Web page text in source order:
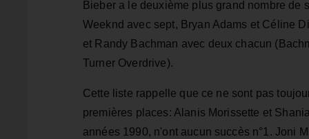
Bieber a le deuxième plus grand nombre de
Weeknd avec sept, Bryan Adams et Céline
et Randy Bachman avec deux chacun
Turner Overdrive).
Cette liste rappelle que ce ne sont pas
premières places: Alanis Morissette et
années 1990, n'ont aucun succès n°1. Joni